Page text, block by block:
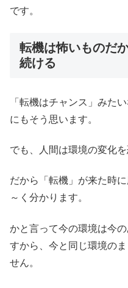
です。
転機は怖いものだ
続ける
「転機はチャンス」みた
にもそう思います。
でも、人間は環境の変化を
だから「転機」が来た時
～く分かります。
かと言って今の環境は今
すから、今と同じ環境の
せん。